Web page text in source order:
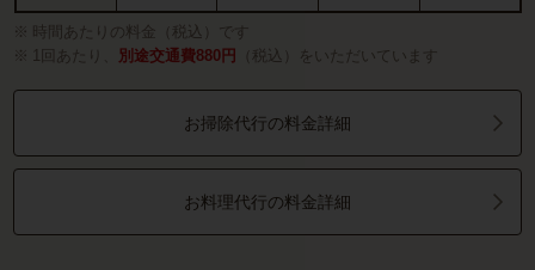
時間あたりの料金（税込）です
1回あたり、
別途交通費880円 （税込）をいただいています
お掃除代行の料金詳細
お料理代行の料金詳細